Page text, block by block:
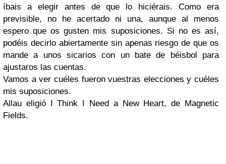
íbais a elegir antes de que lo hiciérais. Como era
previsible, no he acertado ni una, aunque al menos
espero que os gusten mis suposiciones. Si no es así,
podéis decirlo abiertamente sin apenas riesgo de que os
mande a unos sicarios con un bate de béisbol para
ajustaros las cuentas.
Vamos a ver cuéles fueron vuestras elecciones y cuéles
mis suposiciones.
Allau eligió I Think I Need a New Heart, de Magnetic
Fields.